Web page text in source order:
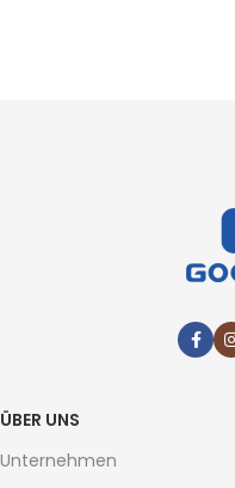
ÜBER UNS
Unternehmen